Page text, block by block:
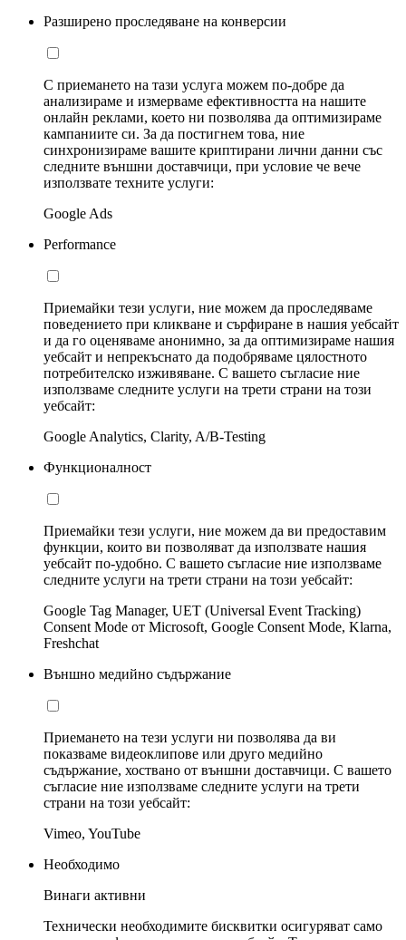
Разширено проследяване на конверсии
С приемането на тази услуга можем по-добре да
анализираме и измерваме ефективността на нашите
онлайн реклами, което ни позволява да оптимизираме
кампаниите си. За да постигнем това, ние
синхронизираме вашите криптирани лични данни със
следните външни доставчици, при условие че вече
използвате техните услуги:
Google Ads
Performance
Приемайки тези услуги, ние можем да проследяваме
поведението при кликване и сърфиране в нашия уебсайт
и да го оценяваме анонимно, за да оптимизираме нашия
уебсайт и непрекъснато да подобряваме цялостното
потребителско изживяване. С вашето съгласие ние
използваме следните услуги на трети страни на този
уебсайт:
Google Analytics, Clarity, A/B-Testing
Функционалност
Приемайки тези услуги, ние можем да ви предоставим
функции, които ви позволяват да използвате нашия
уебсайт по-удобно. С вашето съгласие ние използваме
следните услуги на трети страни на този уебсайт:
Google Tag Manager, UET (Universal Event Tracking)
Consent Mode от Microsoft, Google Consent Mode, Klarna,
Freshchat
Външно медийно съдържание
Приемането на тези услуги ни позволява да ви
показваме видеоклипове или друго медийно
съдържание, хоствано от външни доставчици. С вашето
съгласие ние използваме следните услуги на трети
страни на този уебсайт:
Vimeo, YouTube
Необходимо
Винаги активни
Технически необходимите бисквитки осигуряват само